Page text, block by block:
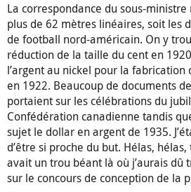
La correspondance du sous-
plus de 62 mètres linéaires, soit les
de football nord-américain. On y
réduction de la taille du cent en
l’argent au nickel pour la fabrication
en 1922. Beaucoup de documents
portaient sur les célébrations du
Confédération canadienne tandis
sujet le dollar en argent de 1935.
d’être si proche du but. Hélas,
avait un trou béant là où j’aurais dû
sur le concours de conception de la